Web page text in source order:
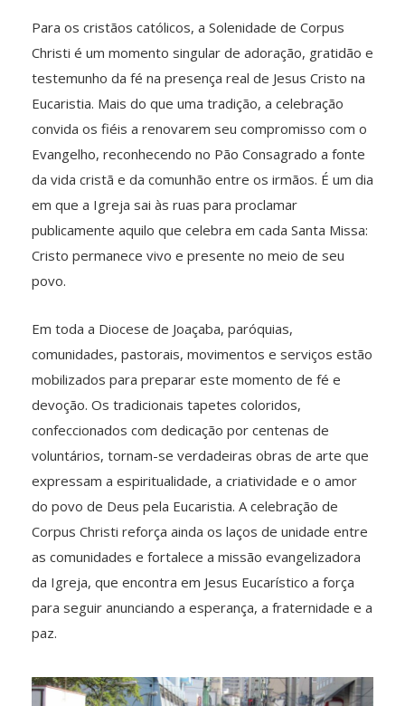
Para os cristãos católicos, a Solenidade de Corpus
Christi é um momento singular de adoração, gratidão e
testemunho da fé na presença real de Jesus Cristo na
Eucaristia. Mais do que uma tradição, a celebração
convida os fiéis a renovarem seu compromisso com o
Evangelho, reconhecendo no Pão Consagrado a fonte
da vida cristã e da comunhão entre os irmãos. É um dia
em que a Igreja sai às ruas para proclamar
publicamente aquilo que celebra em cada Santa Missa:
Cristo permanece vivo e presente no meio de seu
povo.
Em toda a Diocese de Joaçaba, paróquias,
comunidades, pastorais, movimentos e serviços estão
mobilizados para preparar este momento de fé e
devoção. Os tradicionais tapetes coloridos,
confeccionados com dedicação por centenas de
voluntários, tornam-se verdadeiras obras de arte que
expressam a espiritualidade, a criatividade e o amor
do povo de Deus pela Eucaristia. A celebração de
Corpus Christi reforça ainda os laços de unidade entre
as comunidades e fortalece a missão evangelizadora
da Igreja, que encontra em Jesus Eucarístico a força
para seguir anunciando a esperança, a fraternidade e a
paz.